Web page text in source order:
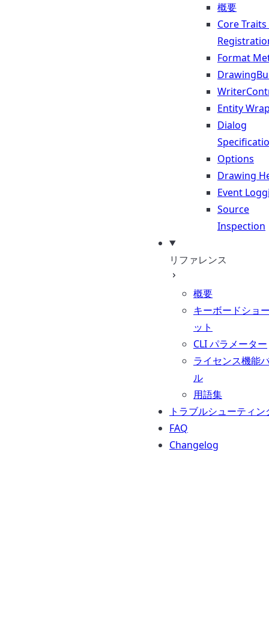
概要
Core
Format
Entity
Dialog
Options
Drawing
Event
Source
Inspection
リファレンス
概要
キーボードショ
ット
CLI パラメーター
ライセンス機能
ル
用語集
トラブルシューティン
FAQ
Changelog